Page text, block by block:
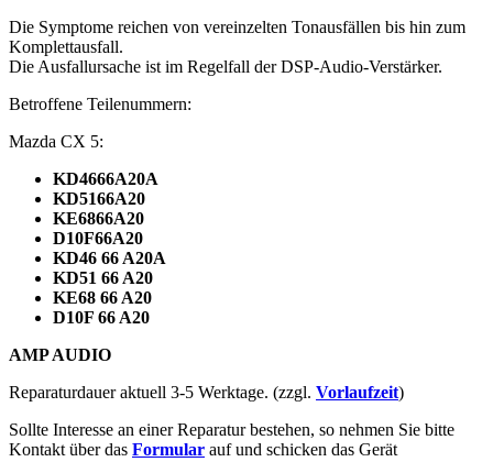
Die Symptome reichen von vereinzelten Tonausfällen bis hin zum
Komplettausfall.
Die Ausfallursache ist im Regelfall derDSP-Audio-Verstärker.
Betroffene Teilenummern:
Mazda CX 5:
KD4666A20A
KD5166A20
KE6866A20
D10F66A20
KD46 66 A20A
KD51 66 A20
KE68 66 A20
D10F 66 A20
AMP AUDIO
Reparaturdauer aktuell 3-5 Werktage. (zzgl. Vorlaufzeit)
Sollte Interesse an einer Reparatur bestehen, so nehmen Sie bitte
Kontakt über das Formular auf und schicken das Gerät